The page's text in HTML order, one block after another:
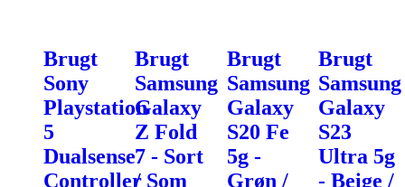
Brugt
Sony
Playstation
5
Dualsense
Controller
Brugt
Samsung
Galaxy
Z Fold
7 - Sort
/ Som
Brugt
Samsung
Galaxy
S20 Fe
5g -
Grøn /
Brugt
Samsung
Galaxy
S23
Ultra 5g
- Beige /